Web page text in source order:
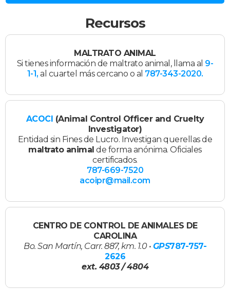
Recursos
MALTRATO ANIMAL
Si tienes información de maltrato animal, llama al 9-
1-1, al cuartel más cercano o al 787-343-2020.
ACOCI (Animal Control Officer and Cruelty
Investigator)
Entidad sin Fines de Lucro. Investigan querellas de
maltrato animal de forma anónima. Oficiales
certificados.
787-669-7520
acoipr@mail.com
CENTRO DE CONTROL DE ANIMALES DE
CAROLINA
Bo. San Martín, Carr. 887, km. 1.0 • GPS787-757-
2626
ext. 4803 / 4804